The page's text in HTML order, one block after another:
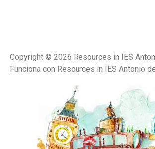
Copyright © 2026 Resources in IES
Funciona con Resources in IES Antonio